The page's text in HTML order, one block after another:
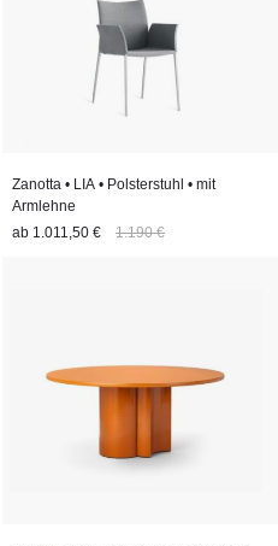
Zanotta • LIA • Polsterstuhl • mit
Armlehne
ab 1.011,50 € 1.190 €